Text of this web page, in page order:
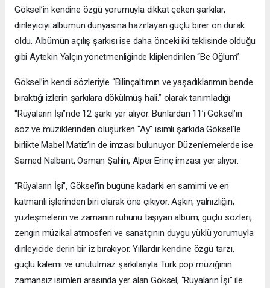
Göksel’in kendine özgü yorumuyla dikkat çeken şarkılar,
dinleyiciyi albümün dünyasına hazırlayan güçlü birer ön durak
oldu. Albümün açılış şarkısı ise daha önceki iki teklisinde olduğu
gibi Aytekin Yalçın yönetmenliğinde kliplendirilen “Be Oğlum”.
Göksel’in kendi sözleriyle “Bilinçaltımın ve yaşadıklarımın bende
bıraktığı izlerin şarkılara dökülmüş hali.” olarak tanımladığı
“Rüyaların İşi”nde 12 şarkı yer alıyor. Bunlardan 11’i Göksel’in
söz ve müziklerinden oluşurken “Ay” isimli şarkıda Göksel’le
birlikte Mabel Matiz’in de imzası bulunuyor. Düzenlemelerde ise
Samed Nalbant, Osman Şahin, Alper Erinç imzası yer alıyor.
“Rüyaların İşi”, Göksel’in bugüne kadarki en samimi ve en
katmanlı işlerinden biri olarak öne çıkıyor. Aşkın, yalnızlığın,
yüzleşmelerin ve zamanın ruhunu taşıyan albüm; güçlü sözleri,
zengin müzikal atmosferi ve sanatçının duygu yüklü yorumuyla
dinleyicide derin bir iz bırakıyor. Yıllardır kendine özgü tarzı,
güçlü kalemi ve unutulmaz şarkılarıyla Türk pop müziğinin
zamansız isimleri arasında yer alan Göksel, “Rüyaların İşi” ile